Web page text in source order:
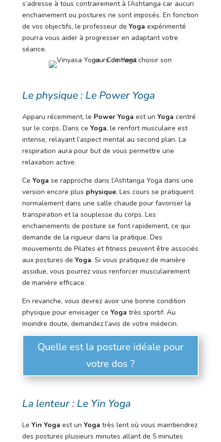
s’adresse à tous contrairement à l’Ashtanga car aucun
enchainement ou postures ne sont imposés. En fonction
de vos objectifs, le professeur de Yoga expérimenté
pourra vous aider à progresser en adaptant votre
séance.
Le physique : Le Power Yoga
Apparu récemment, le Power Yoga est un Yoga centré
sur le corps. Dans ce Yoga, le renfort musculaire est
intense, relayant l’aspect mental au second plan. La
respiration aura pour but de vous permettre une
relaxation active.
Ce Yoga se rapproche dans l’Ashtanga Yoga dans une
version encore plus physique. Les cours se pratiquent
normalement dans une salle chaude pour favoriser la
transpiration et la souplesse du corps. Les
enchainements de posture se font rapidement, ce qui
demande de la rigueur dans la pratique. Des
mouvements de Pilates et fitness peuvent être associés
aux postures de Yoga. Si vous pratiquez de manière
assidue, vous pourrez vous renforcer musculairement
de manière efficace.
En revanche, vous devrez avoir une bonne condition
physique pour envisager ce Yoga très sportif. Au
moindre doute, demandez l’avis de votre médecin.
Quelle est la posture idéale pour
votre dos ?
La lenteur : Le Yin Yoga
Le Yin Yoga est un Yoga très lent où vous maintiendrez
des postures plusieurs minutes allant de 5 minutes